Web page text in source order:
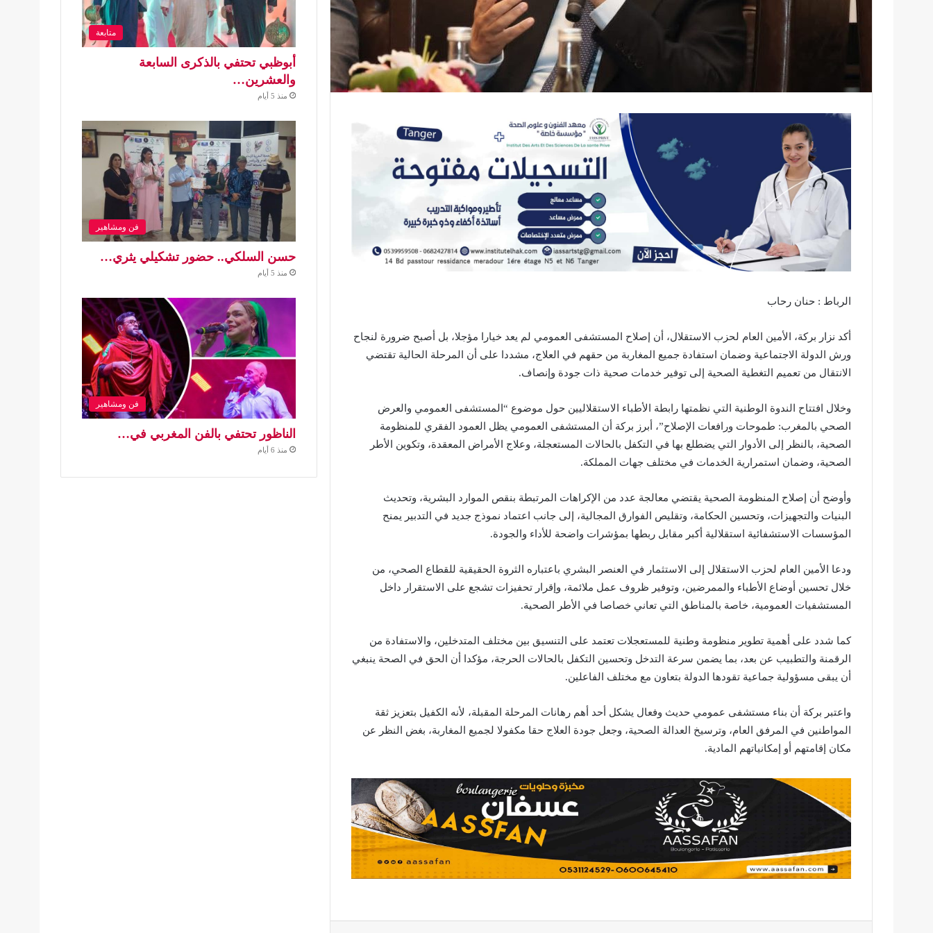
الرباط : حنان رحاب
أكد نزار بركة، الأمين العام لحزب الاستقلال، أن إصلاح المستشفى العمومي لم يعد خيارا مؤجلا، بل أصبح ضرورة لنجاح
ورش الدولة الاجتماعية وضمان استفادة جميع المغاربة من حقهم في العلاج، مشددا على أن المرحلة الحالية تقتضي
الانتقال من تعميم التغطية الصحية إلى توفير خدمات صحية ذات جودة وإنصاف.
وخلال افتتاح الندوة الوطنية التي نظمتها رابطة الأطباء الاستقلاليين حول موضوع “المستشفى العمومي والعرض
الصحي بالمغرب: طموحات ورافعات الإصلاح”، أبرز بركة أن المستشفى العمومي يظل العمود الفقري للمنظومة
الصحية، بالنظر إلى الأدوار التي يضطلع بها في التكفل بالحالات المستعجلة، وعلاج الأمراض المعقدة، وتكوين الأطر
الصحية، وضمان استمرارية الخدمات في مختلف جهات المملكة.
وأوضح أن إصلاح المنظومة الصحية يقتضي معالجة عدد من الإكراهات المرتبطة بنقص الموارد البشرية، وتحديث
البنيات والتجهيزات، وتحسين الحكامة، وتقليص الفوارق المجالية، إلى جانب اعتماد نموذج جديد في التدبير يمنح
المؤسسات الاستشفائية استقلالية أكبر مقابل ربطها بمؤشرات واضحة للأداء والجودة.
ودعا الأمين العام لحزب الاستقلال إلى الاستثمار في العنصر البشري باعتباره الثروة الحقيقية للقطاع الصحي، من
خلال تحسين أوضاع الأطباء والممرضين، وتوفير ظروف عمل ملائمة، وإقرار تحفيزات تشجع على الاستقرار داخل
المستشفيات العمومية، خاصة بالمناطق التي تعاني خصاصا في الأطر الصحية.
كما شدد على أهمية تطوير منظومة وطنية للمستعجلات تعتمد على التنسيق بين مختلف المتدخلين، والاستفادة من
الرقمنة والتطبيب عن بعد، بما يضمن سرعة التدخل وتحسين التكفل بالحالات الحرجة، مؤكدا أن الحق في الصحة ينبغي
أن يبقى مسؤولية جماعية تقودها الدولة بتعاون مع مختلف الفاعلين.
واعتبر بركة أن بناء مستشفى عمومي حديث وفعال يشكل أحد أهم رهانات المرحلة المقبلة، لأنه الكفيل بتعزيز ثقة
المواطنين في المرفق العام، وترسيخ العدالة الصحية، وجعل جودة العلاج حقا مكفولا لجميع المغاربة، بغض النظر عن
مكان إقامتهم أو إمكانياتهم المادية.
متابعة
أبوظبي تحتفي بالذكرى السابعة
والعشرين…
منذ 5 أيام
فن ومشاهير
حسن السلكي.. حضور تشكيلي يثري…
منذ 5 أيام
فن ومشاهير
الناظور تحتفي بالفن المغربي في…
منذ 6 أيام